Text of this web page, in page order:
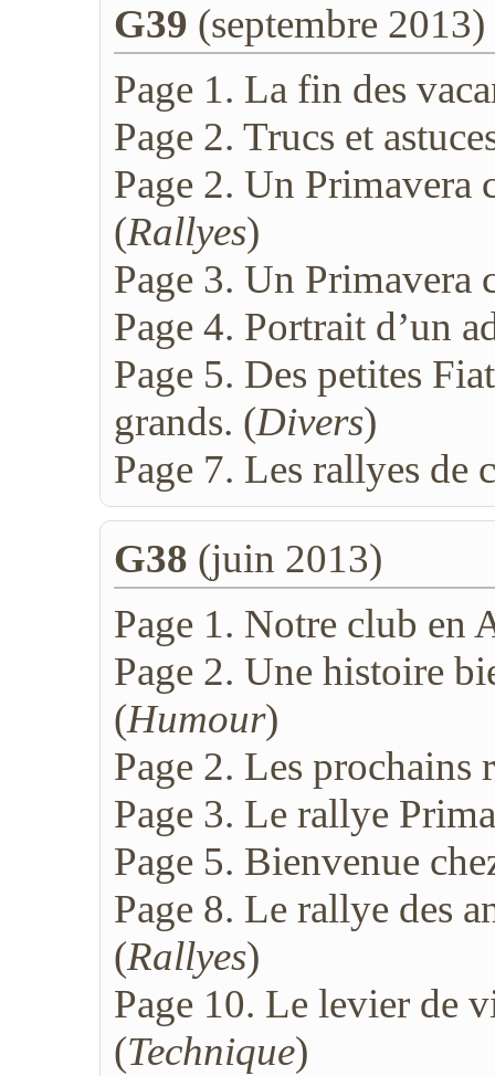
G39 (septembre 2013)
Page 1. La fin des
Page 2. Trucs et
Page 2. Un Primavera
(Rallyes)
Page 3. Un Primavera
Page 4. Portrait d’un
Page 5. Des petites
grands. (Divers)
Page 7. Les rallyes de
G38 (juin 2013)
Page 1. Notre club en
Page 2. Une histoire
(Humour)
Page 2. Les prochains
Page 3. Le rallye
Page 5. Bienvenue
Page 8. Le rallye des
(Rallyes)
Page 10. Le levier de
(Technique)